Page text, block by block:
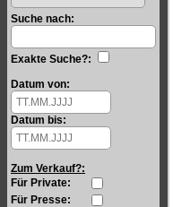
Suche nach:
Exakte Suche?:
Datum von:
Datum bis:
Zum Verkauf?:
Für Private:
Für Presse: